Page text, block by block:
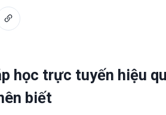
học trực tuyến hiệu
biết